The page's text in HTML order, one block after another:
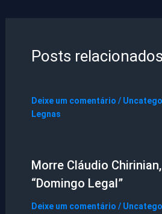
Posts relacionados
Deixe um comentário /
Legnas
Morre Cláudio
“Domingo Legal”
Deixe um comentário /